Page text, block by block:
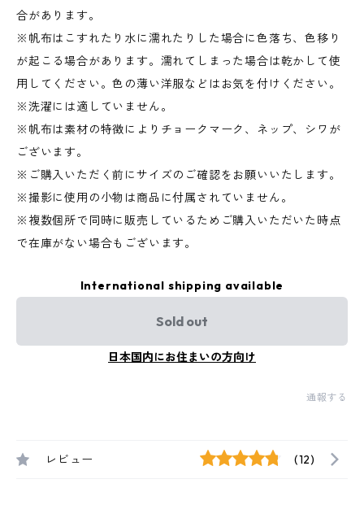
合があります。
※帆布はこすれたり水に濡れたりした場合に色落ち、色移り
が起こる場合があります。濡れてしまった場合は乾かして使
用してください。色の薄い洋服などはお気を付けください。
※洗濯には適していません。
※帆布は素材の特徴によりチョークマーク、ネップ、シワが
ございます。
※ご購入いただく前にサイズのご確認をお願いいたします。
※撮影に使用の小物は商品に付属されていません。
※複数個所で同時に販売しているためご購入いただいた時点
で在庫がない場合もございます。
International shipping available
Sold out
日本国内にお住まいの方向け
通報する
レビュー (12)